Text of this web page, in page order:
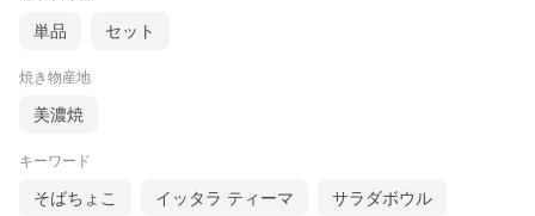
単品 セット
焼き物産地
美濃焼
キーワード
そばちょこ イッタラ ティーマ サラダボウル